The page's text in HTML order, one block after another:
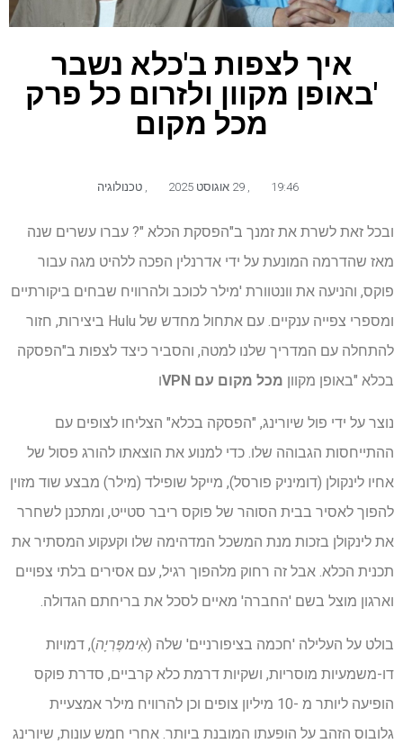
איך לצפות ב'כלא נשבר
'באופן מקוון ולזרום כל פרק
מכל מקום
19:46 טכנולוגיה
ובכל זאת לשרת את זמנך ב"הפסקת הכלא "? עברו עשרים שנה
מאז שהדרמה המונעת על ידי אדרנלין הפכה ללהיט מגה עבור
פוקס, והניעה את וונטוורת 'מילר לכוכב ולהרוויח שבחים ביקורתיים
ומספרי צפייה ענקיים. עם אתחול מחדש של Hulu ביצירות, חזור
להתחלה עם המדריך שלנו למטה, והסביר כיצד לצפות ב"הפסקה
בכלא "באופן מקוון מכל מקום עם VPN ו
נוצר על ידי פול שיורינג, "הפסקה בכלא" הצליחו לצופים עם
ההתייחסות הגבוהה שלו. כדי למנוע את הוצאתו להורג פסול של
אחיו לינקולן (דומיניק פורסל), מייקל שופילד (מילר) מבצע שוד מזוין
להפוך לאסיר בבית הסוהר של פוקס ריבר סטייט, ומתכנן לשחרר
את לינקולן בזכות מנת המשכל המדהימה שלו וקעקוע המסתיר את
תכנית הכלא. אבל זה רחוק מלהפוך רגיל, עם אסירים בלתי צפויים
וארגון מוצל בשם 'החברה' מאיים לסכל את בריחתם הגדולה.
בולט על העלילה 'חכמה בציפורניים' שלה (אִימפֶּרִיָה), דמויות
דו-משמעיות מוסריות, ושקיות דרמת כלא קרביים, סדרת פוקס
הופיעה ליותר מ -10 מיליון צופים וכן להרוויח מילר אמצעיית
גלובוס הזהב על הופעתו המובנת ביותר. אחרי חמש עונות, שיורינג